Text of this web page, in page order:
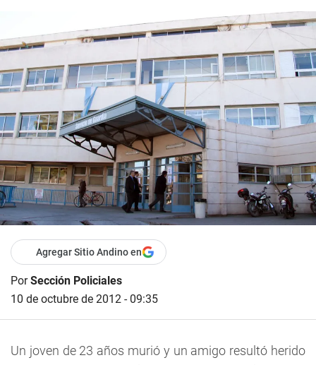
Agregar Sitio Andino en
PorSección Policiales
10 de octubre de 2012 - 09:35
Un joven de 23 años murió y un amigo resultó herido